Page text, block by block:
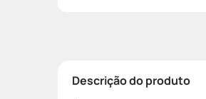
Descrição do produto